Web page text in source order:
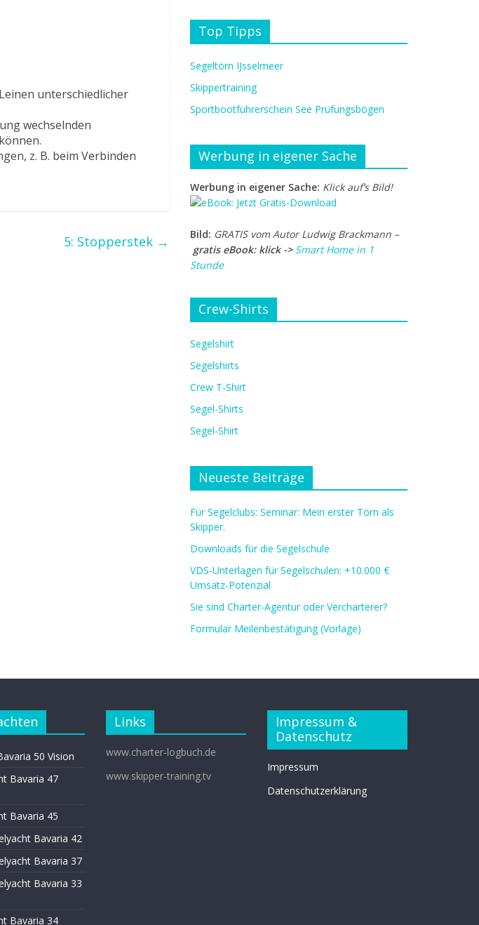
unterschiedlicher
wechselnden
z. B. beim Verbinden
5: Stopperstek →
Top Tipps
Segeltörn IJsselmeer
Skippertraining
Sportbootführerschein See Prüfungsbögen
Werbung in eigener Sache
Werbung in eigener Sache: Klick auf’s Bild!
Bild: GRATIS vom Autor Ludwig Brackmann –
gratis eBook: klick -> Smart Home in 1
Stunde
Crew-Shirts
Segelshirt
Segelshirts
Crew T-Shirt
Segel-Shirts
Segel-Shirt
Neueste Beiträge
Für Segelclubs: Seminar: Mein erster Törn als
Skipper.
Downloads für die Segelschule
VDS-Unterlagen für Segelschulen: +10.000 €
Umsatz-Potenzial
Sie sind Charter-Agentur oder Vercharterer?
Formular Meilenbestätigung (Vorlage)
50 Vision
Bavaria 47
Bavaria 45
Bavaria 42
Bavaria 37
Bavaria 33
Bavaria 34
Links
www.charter-logbuch.de
www.skipper-training.tv
Impressum &
Datenschutz
Impressum
Datenschutzerklärung